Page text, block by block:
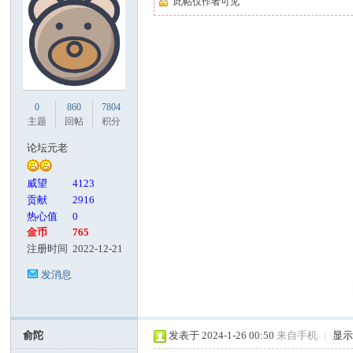
0
主题
860
回帖
7804
积分
论坛元老
威望
4123
贡献
2916
热心值
0
金币
765
注册时间 2022-12-21
发消息
俞陀 发表于 2024-1-26 00:50 来自手机 | 显